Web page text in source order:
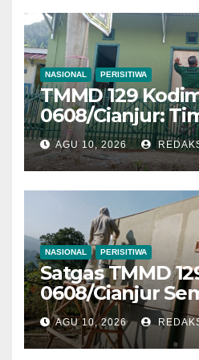
NASIONAL PERISITIWA
TMMD 129
0608/Cianjur:
Pasang Pintu
Rumah Bapak
Hunian
Dan Layak Huni
AGU 10, 2026
NASIONAL PERISITIWA
Satgas TMMD
0608/Cianjur
Tembok,
Pagar Rumah
Menuju Hunian
AGU 10, 2026